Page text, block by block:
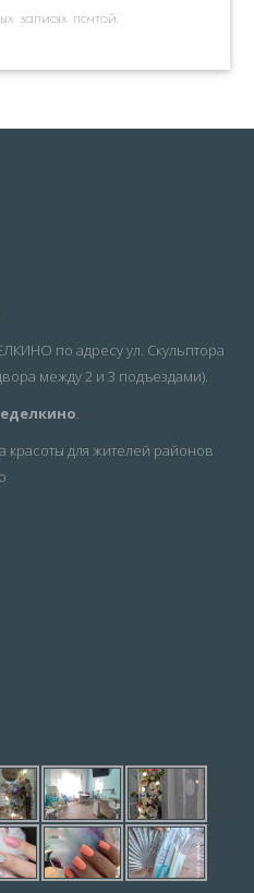
записях почтой.
по адресу ул. Скульптора
между 2 и 3 подъездами).
.
для жителей районов